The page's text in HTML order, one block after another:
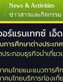
News & Activities
ข่าวสารและกิจกรรม